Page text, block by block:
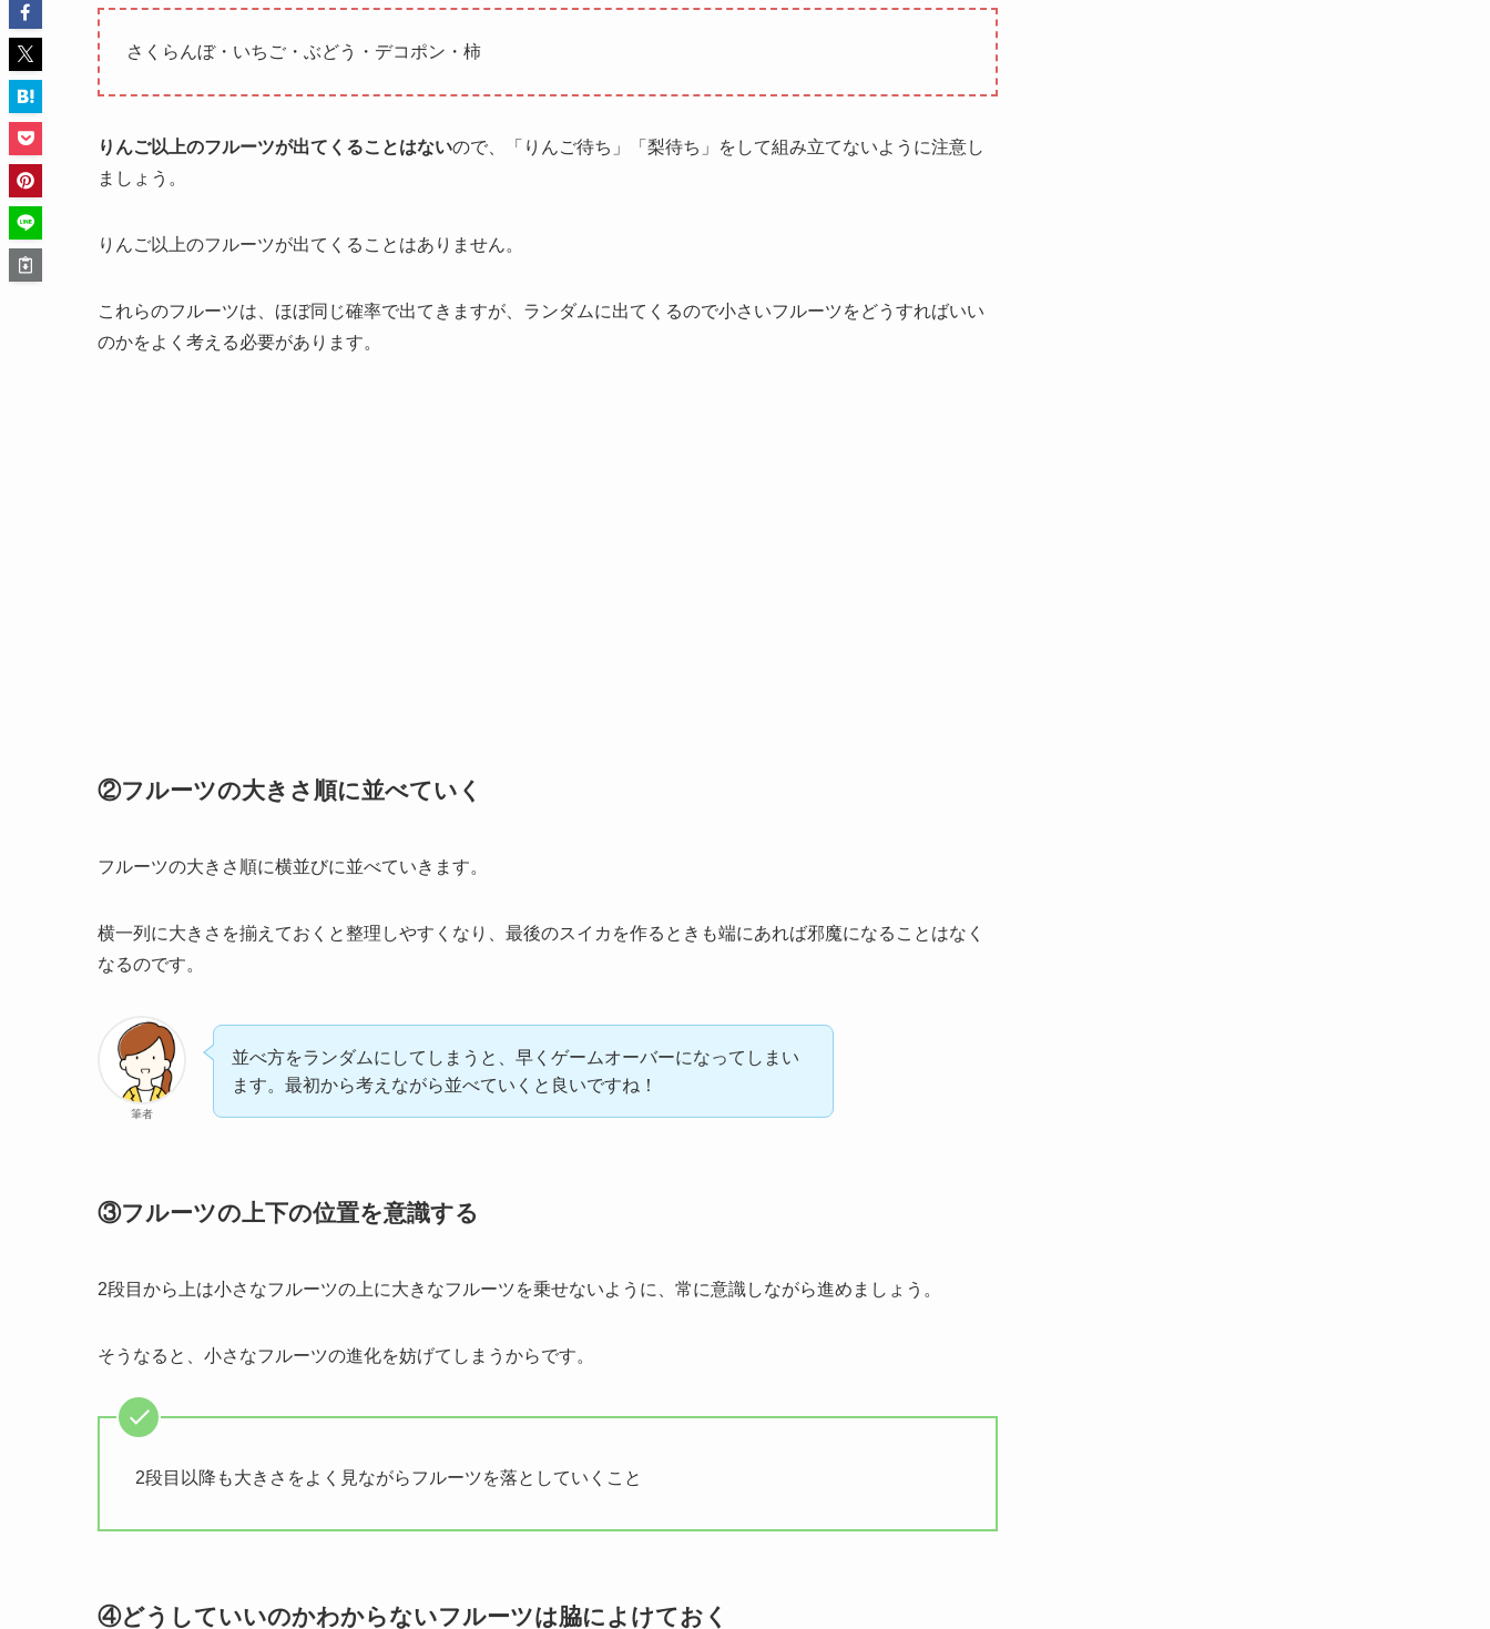
さくらんぼ・いちご・ぶどう・デコポン・柿
りんご以上のフルーツが出てくることはないので、「りんご待ち」「梨待ち」をして組み立てないように注意し
ましょう。
りんご以上のフルーツが出てくることはありません。
これらのフルーツは、ほぼ同じ確率で出てきますが、ランダムに出てくるので小さいフルーツをどうすればいい
のかをよく考える必要があります。
②フルーツの大きさ順に並べていく
フルーツの大きさ順に横並びに並べていきます。
横一列に大きさを揃えておくと整理しやすくなり、最後のスイカを作るときも端にあれば邪魔になることはなく
なるのです。
筆者
並べ方をランダムにしてしまうと、早くゲームオーバーになってしまい
ます。最初から考えながら並べていくと良いですね！
③フルーツの上下の位置を意識する
2段目から上は小さなフルーツの上に大きなフルーツを乗せないように、常に意識しながら進めましょう。
そうなると、小さなフルーツの進化を妨げてしまうからです。
2段目以降も大きさをよく見ながらフルーツを落としていくこと
④どうしていいのかわからないフルーツは脇によけておく